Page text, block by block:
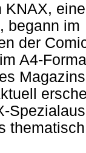
begann im
der
A4-